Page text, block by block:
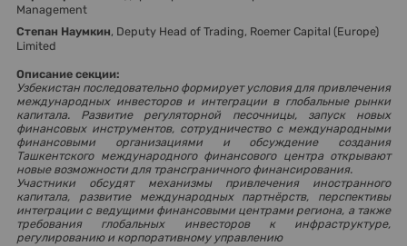
Management
Степан Наумкин, Deputy Head of Trading, Roemer Capital (Europe)
Limited
Описание секции:
Узбекистан последовательно формирует условия для привлечения
международных инвесторов и интеграции в глобальные рынки
капитала. Развитие регуляторной песочницы, запуск новых
финансовых инструментов, сотрудничество с международными
финансовыми организациями и обсуждение создания
Ташкентского международного финансового центра открывают
новые возможности для трансграничного финансирования.
Участники обсудят механизмы привлечения иностранного
капитала, развитие международных партнёрств, перспективы
интеграции с ведущими финансовыми центрами региона, а также
требования глобальных инвесторов к инфраструктуре,
регулированию и корпоративному управлению